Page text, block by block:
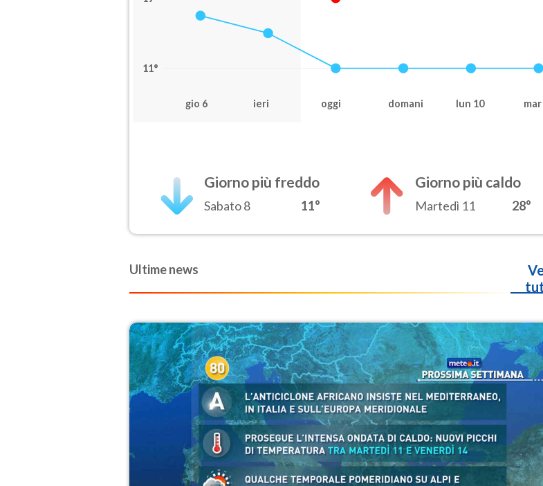
11°
gio 6 ieri oggi domani lun 10
Giorno più freddo
Sabato 8 11°
Giorno più caldo
Martedì 11 28°
Ultime news